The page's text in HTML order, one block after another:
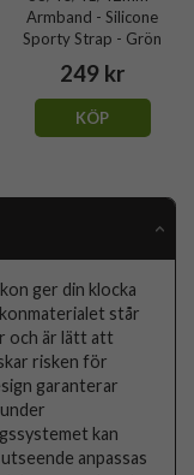
Armband - Silicone
Sporty Strap - Grön
249 kr
KÖP
ger din klocka
står
och är lätt att
risken för
garanterar
kan
anpassas